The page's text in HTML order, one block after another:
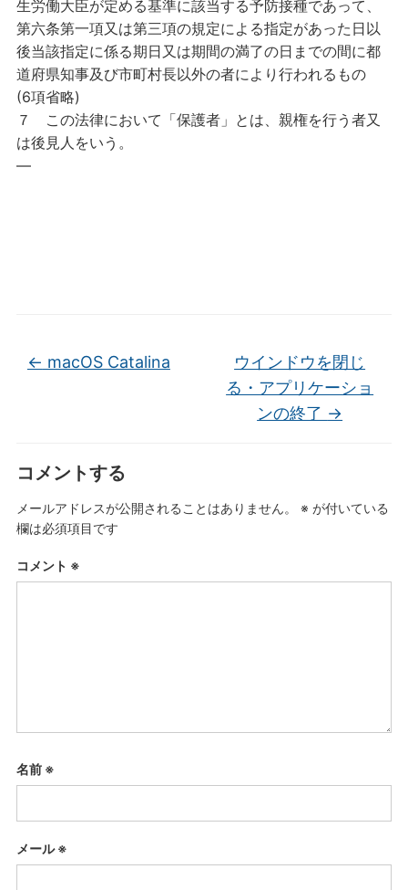
生労働大臣が定める基準に該当する予防接種であって、
第六条第一項又は第三項の規定による指定があった日以
後当該指定に係る期日又は期間の満了の日までの間に都
道府県知事及び市町村長以外の者により行われるもの
(6項省略)
７
この法律において「保護者」とは、親権を行う者又
は後見人をいう。
—
← macOS Catalina
ウインドウを閉じ
る・アプリケーショ
ンの終了 →
コメントする
メールアドレスが公開されることはありません。 ※ が付いている
欄は必須項目です
コメント ※
名前 ※
メール※